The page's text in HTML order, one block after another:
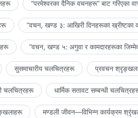
“परमेश्‍वरका दैनिक वचनहरू” बाट गरिएका
“वचन, खण्ड ३: आखिरी दिनहरूका ख्रीष्टका
“वचन, खण्ड ५: अगुवा र कामदारहरूका
सुसमाचारीय चलचित्रहरू प्रवचन
चलचित्रहरू धार्मिक सतावट सम्‍बन्धी
मण्डली जीवन—विभिन्‍न कार्यक्रम